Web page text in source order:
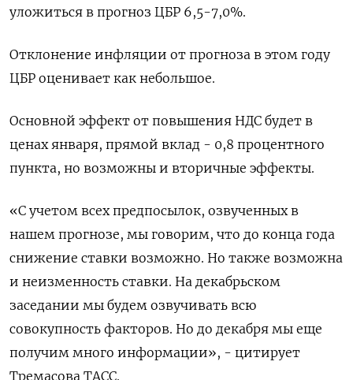
уложиться в прогноз ЦБР 6,5-7,0%.
Отклонение инфляции от прогноза в этом году
ЦБР оценивает как небольшое.
Основной эффект от повышения НДС будет в
ценах января, прямой вклад - 0,8 процентного
пункта, но возможны и вторичные эффекты.
«С учетом всех предпосылок, озвученных в
нашем прогнозе, мы говорим, что до конца года
снижение ставки возможно. Но также возможна
и неизменность ставки. На декабрьском
заседании мы будем озвучивать всю
совокупность факторов. Но до декабря мы еще
получим много информации», - цитирует
Тремасова ТАСС.